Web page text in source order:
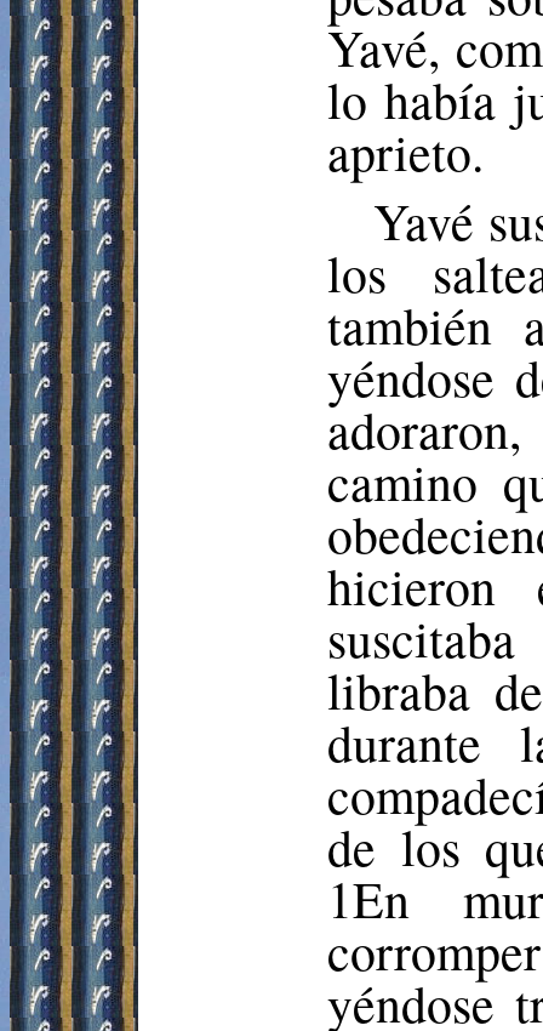
Yavé,
lo había
aprieto.
Yavé
los
también
yéndose
camino
hicieron
libraba
durante
de los
1En
yéndose